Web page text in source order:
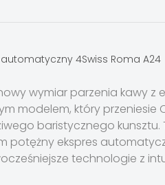
4Swiss Roma A24
wymiar parzenia kawy z
modelem, który przeniesie
baristycznego kunsztu.
potężny ekspres
technologie z